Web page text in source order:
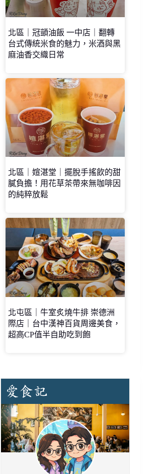
北區｜冠顗油飯 一中店｜翻轉
台式傳統米食的魅力，米酒與黑
麻油香交織日常
北區｜媗湛堂｜擺脫手搖飲的甜
膩負擔！用花草茶帶來無咖啡因
的純粹放鬆
北屯區｜牛室炙燒牛排 崇德洲
際店｜台中漢神百貨周邊美食，
超高CP值半自助吃到飽